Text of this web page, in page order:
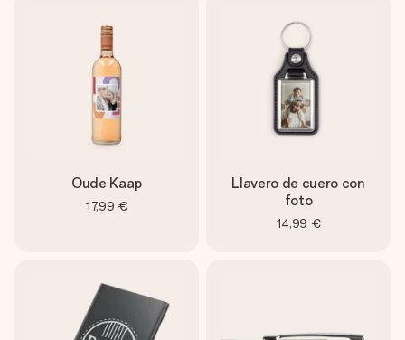
Oude Kaap
17,99 €
Llavero de cuero con
foto
14,99 €